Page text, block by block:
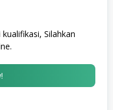
Silahkan